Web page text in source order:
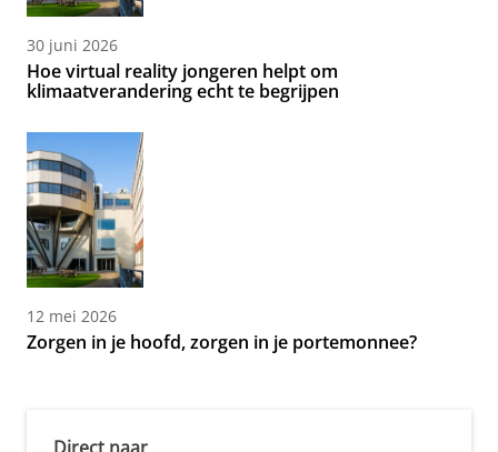
30 juni 2026
Hoe virtual reality jongeren helpt om
klimaatverandering echt te begrijpen
12 mei 2026
Zorgen in je hoofd, zorgen in je portemonnee?